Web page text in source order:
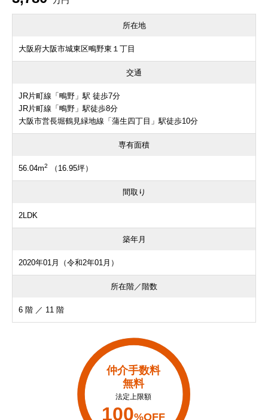
所在地
大阪府大阪市城東区鴫野東１丁目
交通
JR片町線「鴫野」駅 徒歩7分
JR片町線「鴫野」駅徒歩8分
大阪市営長堀鶴見緑地線「蒲生四丁目」駅徒歩10分
専有面積
56.04m2 （16.95坪）
間取り
2LDK
築年月
2020年01月（令和2年01月）
所在階／階数
6 階 ／ 11 階
仲介手数料
無料
法定上限額
100%OFF